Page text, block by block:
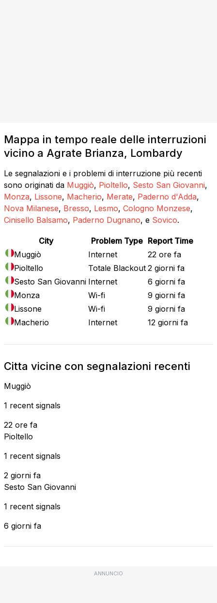
Mappa in tempo reale delle interruzioni
vicino a Agrate Brianza, Lombardy
Le segnalazioni e i problemi di interruzione più recenti
sono originati da Muggiò, Pioltello, Sesto San Giovanni,
Monza, Lissone, Macherio, Merate, Paderno d'Adda,
Nova Milanese, Bresso, Lesmo, Cologno Monzese,
Cinisello Balsamo, Paderno Dugnano, e Sovico.
City Problem Type Report Time
Muggiò
Internet
22 ore fa
Pioltello
Totale Blackout 2 giorni fa
Sesto San Giovanni Internet
6 giorni fa
Monza
Wi-fi
9 giorni fa
Lissone
Wi-fi
9 giorni fa
Macherio
Internet 12 giorni fa
Citta vicine con segnalazioni recenti
Muggiò
1 recent signals
22 ore fa
Pioltello
1 recent signals
2 giorni fa
Sesto San Giovanni
1 recent signals
6 giorni fa
ANNUNCIO